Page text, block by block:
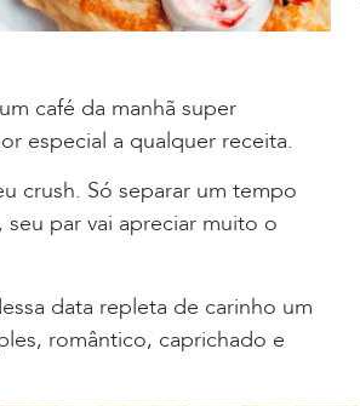
café da manhã super
especial a qualquer receita.
crush. Só separar um tempo
par vai apreciar muito o
data repleta de carinho um
romântico, caprichado e